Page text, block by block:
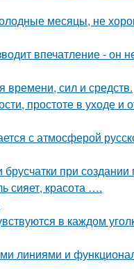
месяцы, не
впечатление - он
времени, сил и средств.
простоте в уходе и
с атмосферой
при
сияет, красота ….
в каждом
линиями и